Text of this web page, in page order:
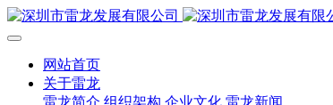
网站首页
关于雷龙
雷龙简介 组织架构 企业文化 雷龙新闻